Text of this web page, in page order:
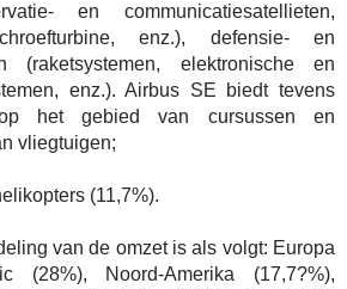
en communicatiesatellieten,
enz.), defensie- en
(raketsystemen, elektronische en
enz.). Airbus SE biedt tevens
het gebied van cursussen en
vliegtuigen;
(11,7%).
van de omzet is als volgt: Europa
(28%), Noord-Amerika (17,7?%),